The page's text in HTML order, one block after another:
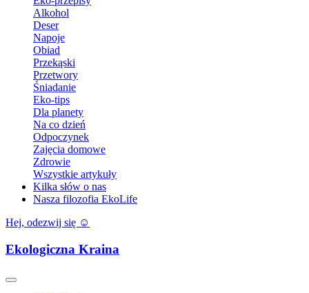
Alkohol
Deser
Napoje
Obiad
Przekąski
Przetwory
Śniadanie
Eko-tips
Dla planety
Na co dzień
Odpoczynek
Zajęcia domowe
Zdrowie
Wszystkie artykuły
Kilka słów o nas
Nasza filozofia EkoLife
Hej, odezwij się ☺️
Ekologiczna Kraina